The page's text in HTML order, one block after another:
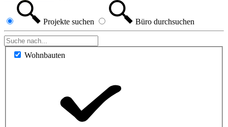
Projekte suchen Büro durchsuchen
Wohnbauten